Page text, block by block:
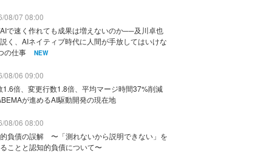
08/07 08:00
で速く作れても成果は増えないのか──及川卓也
く、AIネイティブ時代に人間が手放してはいけな
の仕事
NEW
08/06 09:00
1.6倍、変更行数1.8倍、平均マージ時間37%削減
が進めるAI駆動開発の現在地
08/06 08:00
負債の誤解 〜「測れないから説明できない」を
ことと認知的負債について〜